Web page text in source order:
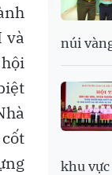
và
núi
khu